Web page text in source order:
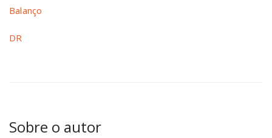
Balanço
DR
Sobre o autor